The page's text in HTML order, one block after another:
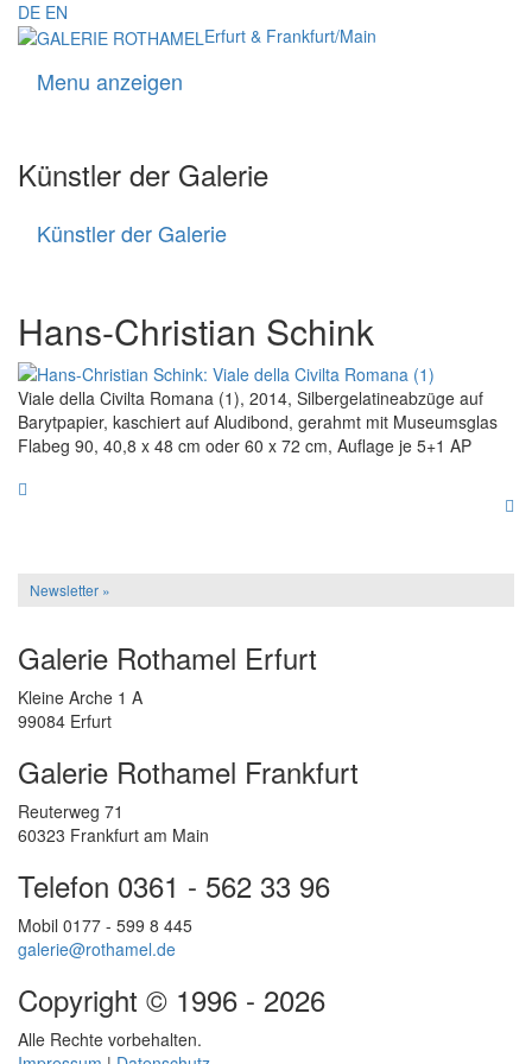
DE EN
Erfurt & Frankfurt/Main
Menu anzeigen
Künstler der Galerie
Künstler der Galerie
Hans-Christian Schink
Viale della Civilta Romana (1), 2014, Silbergelatineabzüge auf
Barytpapier, kaschiert auf Aludibond, gerahmt mit Museumsglas
Flabeg 90, 40,8 x 48 cm oder 60 x 72 cm, Auflage je 5+1 AP
Newsletter »
Galerie Rothamel Erfurt
Kleine Arche 1 A
99084 Erfurt
Galerie Rothamel Frankfurt
Reuterweg 71
60323 Frankfurt am Main
Telefon 0361 - 562 33 96
Mobil 0177 - 599 8 445
galerie@rothamel.de
Copyright © 1996 - 2026
Alle Rechte vorbehalten.